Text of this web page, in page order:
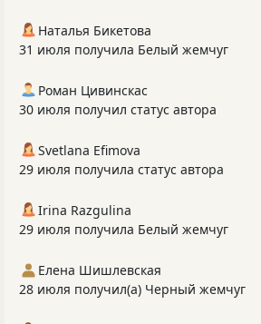
Наталья Бикетова
31 июля получила Белый жемчуг
Роман Цивинскас
30 июля получил статус автора
Svetlana Efimova
29 июля получила статус автора
Irina Razgulina
29 июля получила Белый жемчуг
Елена Шишлевская
28 июля получил(а) Черный жемчуг